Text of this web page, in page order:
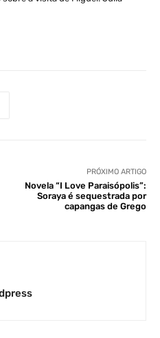
PRÓXIMO ARTIGO
Novela “I Love Paraisópolis”:
Soraya é sequestrada por
capangas de Grego